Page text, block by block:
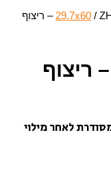
29.7x60 / ZHJT-3191-29.7×60 – ריצוף
ZHJT-3191-29.7×60 – ריצוף
לאחר מילוי